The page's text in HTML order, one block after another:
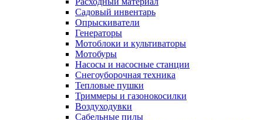
Садовый инвентарь
Опрыскиватели
Генераторы
Мотоблоки и культиваторы
Мотобуры
Насосы и насосные станции
Снегоуборочная техника
Тепловые пушки
Триммеры и газонокосилки
Воздуходувки
Сабельные пилы